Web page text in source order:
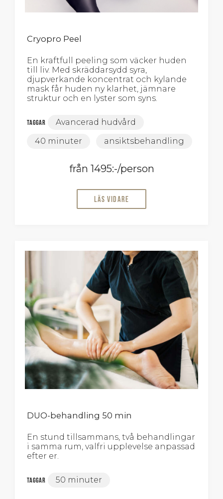
Cryopro Peel
En kraftfull peeling som väcker huden
till liv. Med skräddarsydd syra,
djupverkande koncentrat och kylande
mask får huden ny klarhet, jämnare
struktur och en lyster som syns.
Taggar
Avancerad hudvård
40 minuter
ansiktsbehandling
från 1495:-/person
Läs vidare
DUO-behandling 50 min
En stund tillsammans, två behandlingar
i samma rum, valfri upplevelse anpassad
efter er.
Taggar 50 minuter